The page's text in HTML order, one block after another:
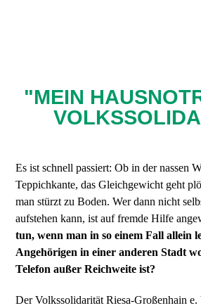
"MEIN
Es ist schnell passiert: Ob in der nassen
Teppichkante, das Gleichgewicht geht
man stürzt zu Boden. Wer dann nicht
aufstehen kann, ist auf fremde Hilfe
tun, wenn man in so einem Fall allein
Angehörigen in einer anderen Stadt
Telefon außer Reichweite ist?
Der Volkssolidarität Riesa-Großenhain e.